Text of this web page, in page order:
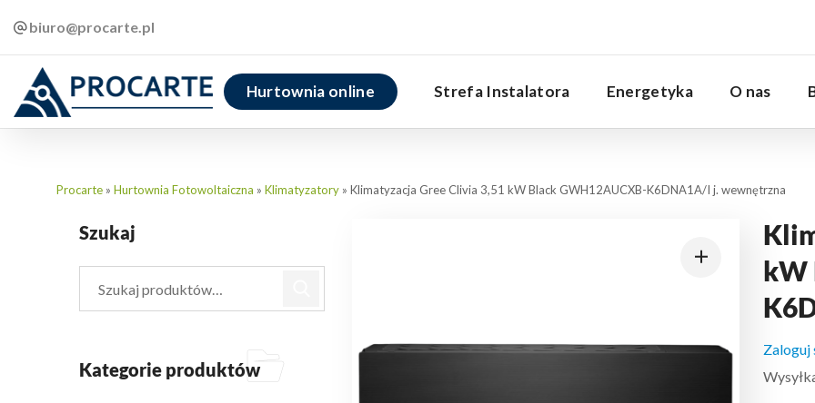
biuro@procarte.pl
Hurtownia online Strefa Instalatora Energetyka O nas
Procarte » Hurtownia Fotowoltaiczna » Klimatyzatory » Klimatyzacja Gree Clivia 3,51 kW Black GWH12AUCXB-K6DNA1A/I j. wewnętrzna
kW
Zaloguj
Szukaj
Kategorie produktów